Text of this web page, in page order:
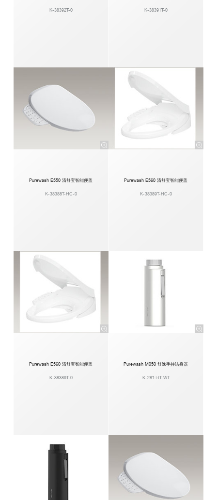
K-38392T-0 K-38391T-0
Purewash E550 清舒宝智能便盖
K-38388T-HC-0
Purewash E560 清舒宝智能便盖
K-38389T-HC-0
Purewash E560 清舒宝智能便盖
K-38389T-0
Purewash M050 舒逸手持洁身器
K-28144T-WT